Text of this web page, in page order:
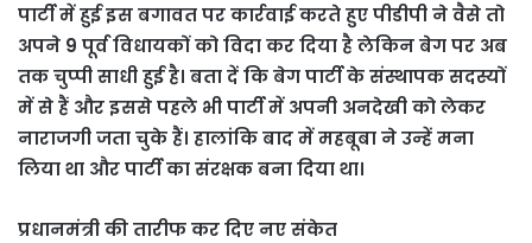
पार्टी में हुई इस बगावत पर कार्रवाई करते हुए पीडीपी ने वैसे तो
अपने 9 पूर्व विधायकों को विदा कर दिया है लेकिन बेग पर अब
तक चुप्पी साधी हुई है। बता दें कि बेग पार्टी के संस्थापक सदस्यों
में से हैं और इससे पहले भी पार्टी में अपनी अनदेखी को लेकर
नाराजगी जता चुके हैं। हालांकि बाद में महबूबा ने उन्हें मना
लिया था और पार्टी का संरक्षक बना दिया था।
प्रधानमंत्री की तारीफ कर दिए नए संकेत